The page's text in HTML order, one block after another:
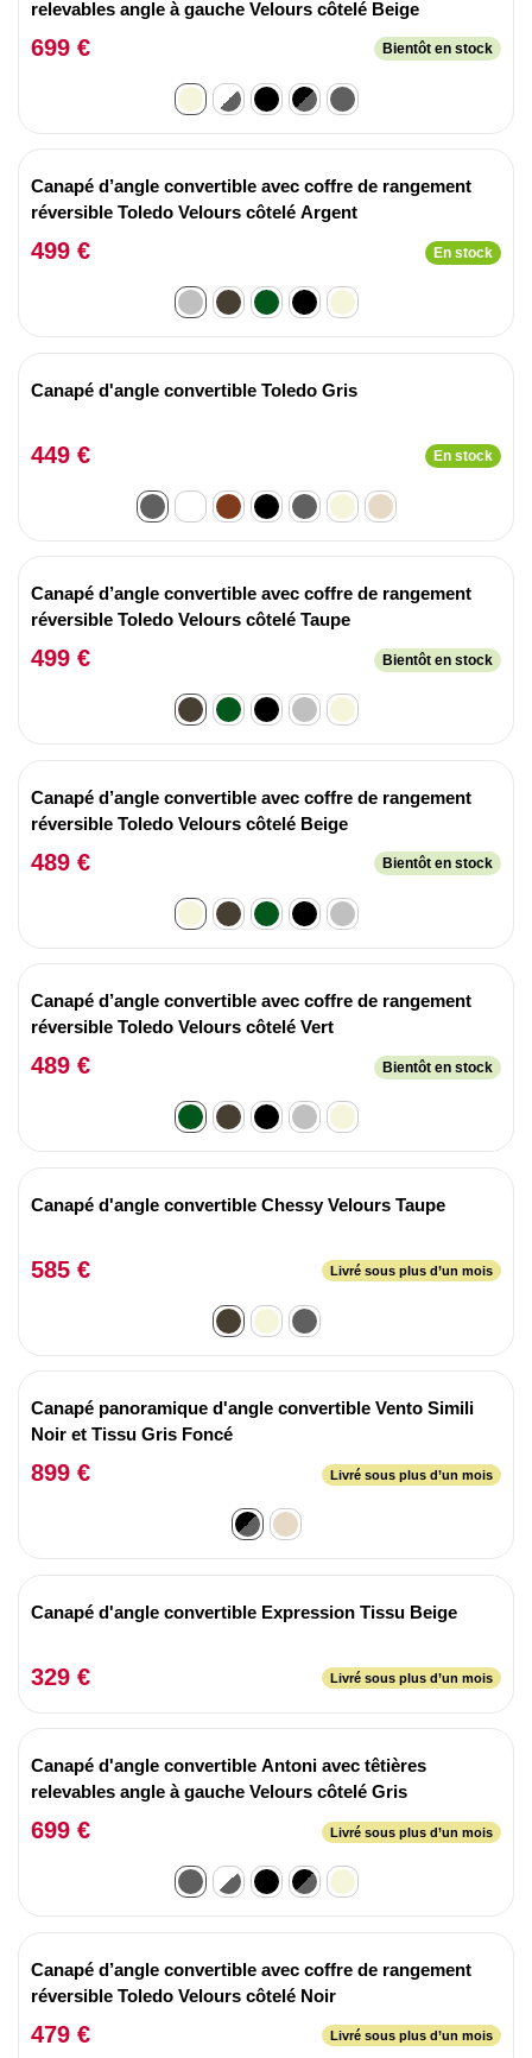
relevables angle à gauche Velours côtelé Beige
699 € Bientôt en stock
Canapé d’angle convertible avec coffre de rangement
réversible Toledo Velours côtelé Argent
499 € En stock
Canapé d'angle convertible Toledo Gris
449 € En stock
Canapé d’angle convertible avec coffre de rangement
réversible Toledo Velours côtelé Taupe
499 € Bientôt en stock
Canapé d’angle convertible avec coffre de rangement
réversible Toledo Velours côtelé Beige
489 € Bientôt en stock
Canapé d’angle convertible avec coffre de rangement
réversible Toledo Velours côtelé Vert
489 € Bientôt en stock
Canapé d'angle convertible Chessy Velours Taupe
585 € Livré sous plus d’un mois
Canapé panoramique d'angle convertible Vento Simili
Noir et Tissu Gris Foncé
899 € Livré sous plus d’un mois
Canapé d'angle convertible Expression Tissu Beige
329 € Livré sous plus d’un mois
Canapé d'angle convertible Antoni avec têtières
relevables angle à gauche Velours côtelé Gris
699 € Livré sous plus d’un mois
Canapé d’angle convertible avec coffre de rangement
réversible Toledo Velours côtelé Noir
479 € Livré sous plus d’un mois